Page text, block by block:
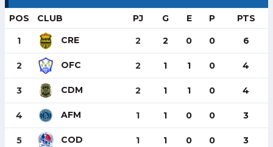
POS CLUB PJ G E P PTS
1 CRE 2 2 0 0 6
2 OFC 2 1 1 0 4
3 CDM 2 1 1 0 4
4 AFM 1 1 0 0 3
5 COD 1 1 0 0 3